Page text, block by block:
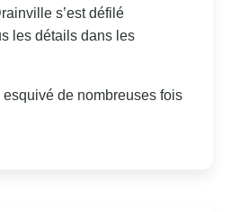
s’est défilé
les détails dans les
de nombreuses fois